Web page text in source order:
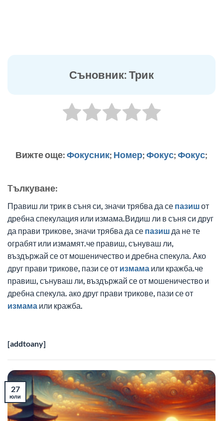
Съновник: Трик
Вижте още:Фокусник; Номер;Фокус;Фокус;
Tълкуване:
Правиш ли трик в съня си, значи трябва да се пазишот
дребна спекулация или измама.Видиш ли в съня си друг
да прави трикове, значи трябва да се пазиш да не те
ограбят или измамят.че правиш, сънуваш ли,
въздържай се от мошеничество и дребна спекула. Ако
друг прави трикове, пази се от измама или кражба.че
правиш, сънуваш ли, въздържай се от мошеничество и
дребна спекула. ако друг прави трикове, пази се от
измама или кражба.
[addtoany]
27
юли